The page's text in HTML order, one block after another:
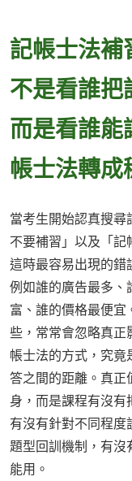
記帳士法補
不是看誰把
而是看誰能
帳士法轉成
當考生開始認真搜
不要補習」以及「記
這時最容易出現的錯
例如誰的廣告最多、
富、誰的價格最便
些，常常會忽略真正
帳士法的方式，究
答之間的距離。真正
身，而是課程有沒有
有沒有針對不同程
題型回訓機制，有沒
能用。